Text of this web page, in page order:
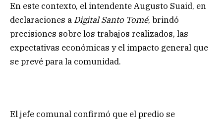
En este contexto, el intendente Augusto Suaid, en
declaraciones a Digital Santo Tomé, brindó
precisiones sobre los trabajos realizados, las
expectativas económicas y el impacto general que
se prevé para la comunidad.
El jefe comunal confirmó que el predio se